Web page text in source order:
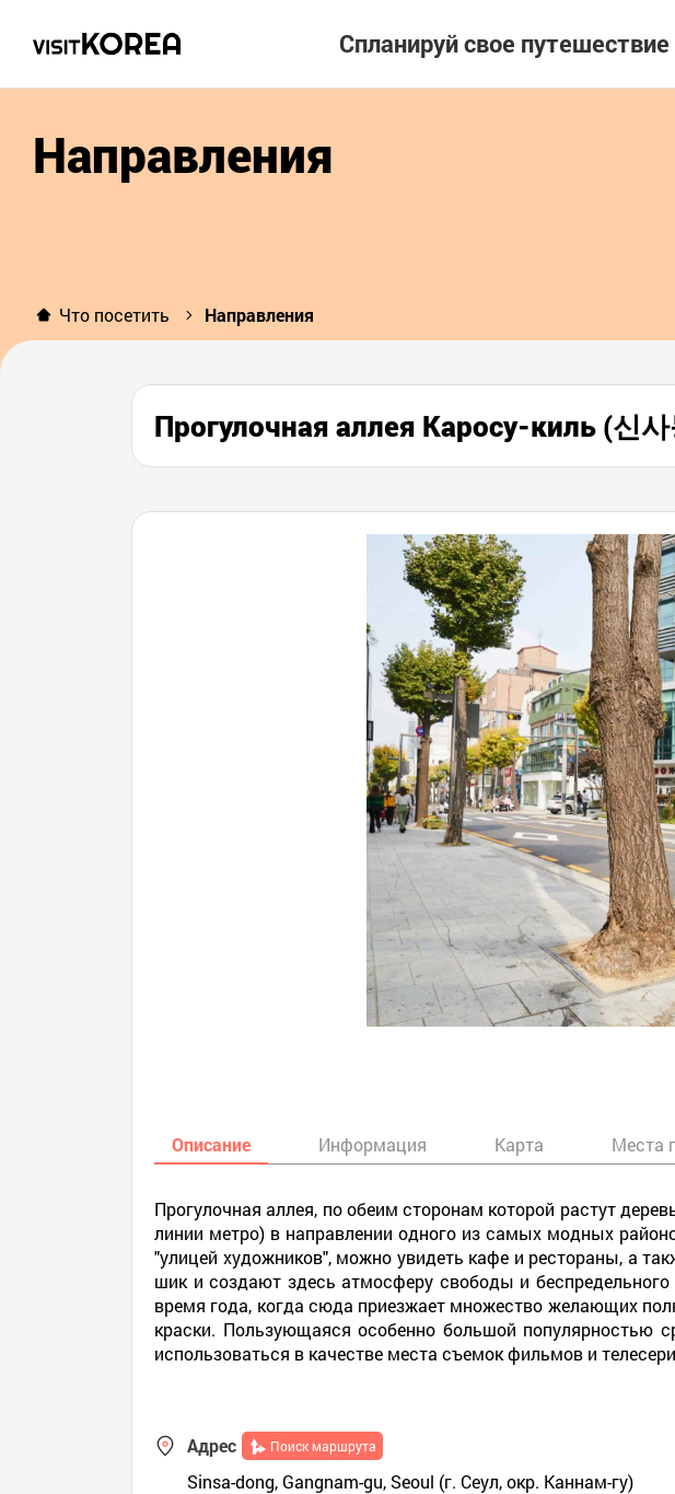
Спланируй свое путешествие
Направления
Что посетить Направления
Прогулочная аллея Каросу-киль (신
Описание Информация Карта Места
Прогулочная аллея, по обеим сторонам которой растут
линии метро) в направлении одного из самых модных
"улицей художников", можно увидеть кафе и рестораны, а
шик и создают здесь атмосферу свободы и
время года, когда сюда приезжает множество желающих
краски. Пользующаяся особенно большой популярностью
использоваться в качестве места съемок фильмов и
Адрес Поиск маршрута
Sinsa-dong, Gangnam-gu, Seoul (г. Сеул, окр. Каннам-гу)